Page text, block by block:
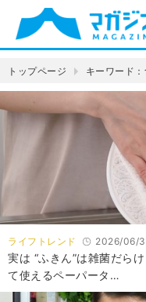
トップページ キーワード
ライフトレンド 2026/06/
実は “ふきん”は雑菌だら
て使えるペーパータ…